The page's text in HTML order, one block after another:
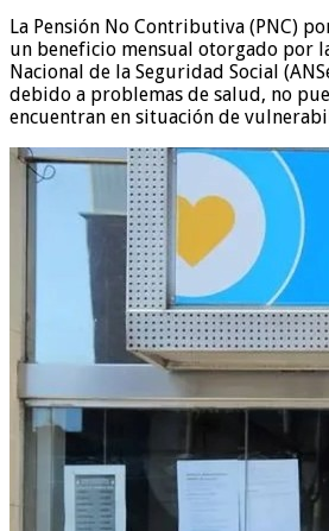
La Pensión No Contributiva (PNC)
un beneficio mensual otorgado por
Nacional de la Seguridad Social
debido a problemas de salud, no
encuentran en situación de